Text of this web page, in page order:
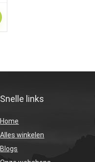
Snelle links
Home
Alles winkelen
Blogs